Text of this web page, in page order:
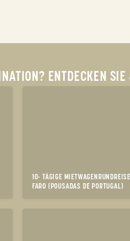
ENTDECKEN
10- TÄGIGE
FARO (POUSADAS DE PORTUGAL)